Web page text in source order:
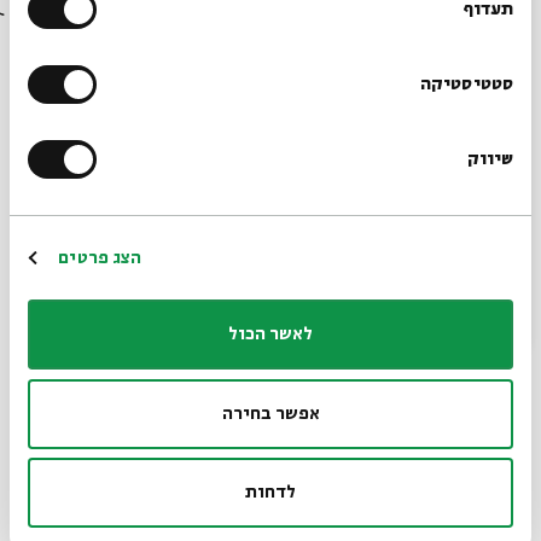
תעדוף
סטטיסטיקה
שיווק
הצג פרטים
לאשר הכול
אפשר בחירה
לדחות
הרשמה לאירועים דומים
אירועים נוספים בסדרה